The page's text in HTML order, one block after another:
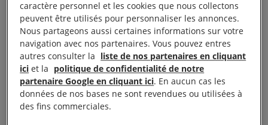
caractère personnel et les cookies que nous collectons
peuvent être utilisés pour personnaliser les annonces.
Nous partageons aussi certaines informations sur votre
navigation avec nos partenaires. Vous pouvez entres
autres consulter la liste de nos partenaires en cliquant
ici et la politique de confidentialité de notre
partenaire Google en cliquant ici. En aucun cas les
données de nos bases ne sont revendues ou utilisées à
des fins commerciales.